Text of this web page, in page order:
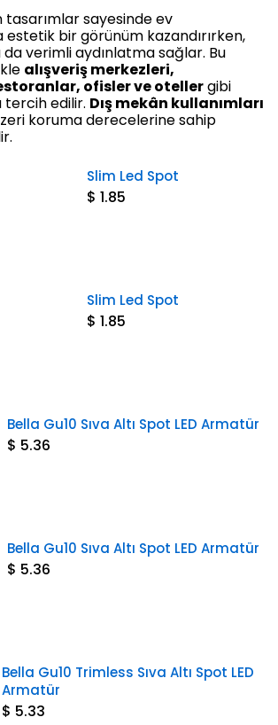
tasarımlar sayesinde ev
bir görünüm kazandırırken,
verimli aydınlatma sağlar. Bu
alışveriş merkezleri,
ofisler ve otellergibi
tercih edilir. Dış mekân kullanımları
koruma derecelerine sahip
Slim Led Spot
$ 1.85
Slim Led Spot
$ 1.85
Bella Gu10 Sıva Altı Spot LED Armatür
$ 5.36
Bella Gu10 Sıva Altı Spot LED Armatür
$ 5.36
Bella Gu10 Trimless Sıva Altı Spot LED
Armatür
$ 5.33